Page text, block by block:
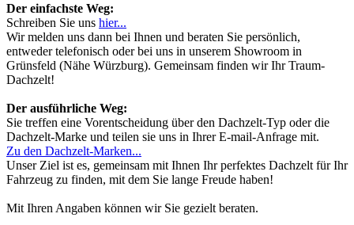
Der einfachste Weg:
Schreiben Sie uns hier...
Wir melden uns dann bei Ihnen und beraten Sie persönlich,
entweder telefonisch oder bei uns in unserem Showroom in
Grünsfeld (Nähe Würzburg). Gemeinsam finden wir Ihr Traum-
Dachzelt!
Der ausführliche Weg:
Sie treffen eine Vorentscheidung über den Dachzelt-Typ oder die
Dachzelt-Marke und teilen sie uns in Ihrer E-mail-Anfrage mit.
Zu den Dachzelt-Marken...
Unser Ziel ist es, gemeinsam mit Ihnen Ihr perfektes Dachzelt für Ihr
Fahrzeug zu finden, mit dem Sie lange Freude haben!
Mit Ihren Angaben können wir Sie gezielt beraten.